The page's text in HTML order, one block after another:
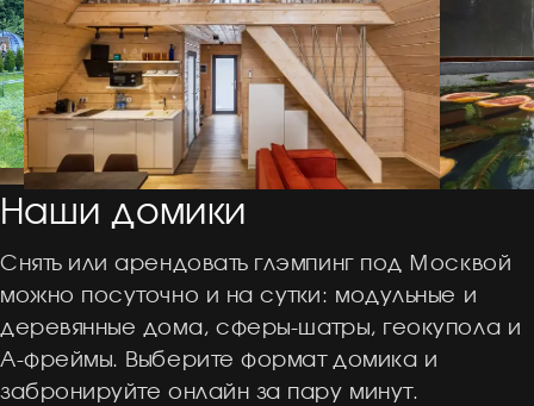
Наши домики
Снять или арендовать глэмпинг под Москвой
можно посуточно и на сутки: модульные и
деревянные дома, сферы-шатры, геокупола и
А-фреймы. Выберите формат домика и
забронируйте онлайн за пару минут.